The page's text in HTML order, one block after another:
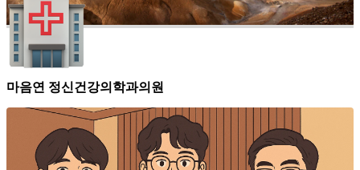
마음연 정신건강의학과의원